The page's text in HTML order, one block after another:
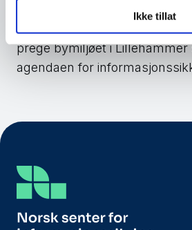
Ikke tillat
Fra 28. til 30. august vil dere
prege bymiljøet i
agendaen for